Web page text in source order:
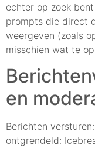
echter op zoek
prompts die direct
weergeven (zoals
misschien wat te
en
Berichten
ontgrendeld: